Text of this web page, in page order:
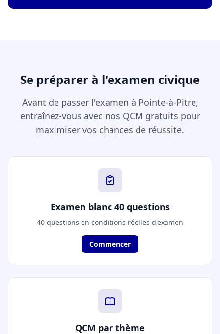
Se préparer à l'examen civique
Avant de passer l'examen à Pointe-à-Pitre,
entraînez-vous avec nos QCM gratuits pour
maximiser vos chances de réussite.
Examen blanc 40 questions
40 questions en conditions réelles d'examen
Commencer
QCM par thème